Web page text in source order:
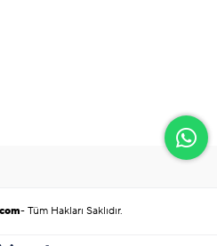
- Tüm Hakları Saklıdır.